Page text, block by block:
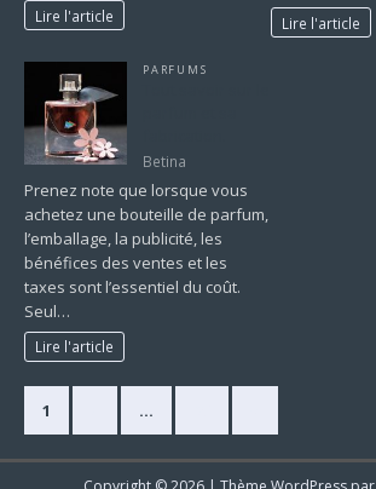
Lire l'article Lire l'article
PARFUMS
Betina
Prenez note que lorsque vous
achetez une bouteille de parfum,
l’emballage, la publicité, les
bénéfices des ventes et les
taxes sont l’essentiel du coût.
Seul…
Lire l'article
1 …